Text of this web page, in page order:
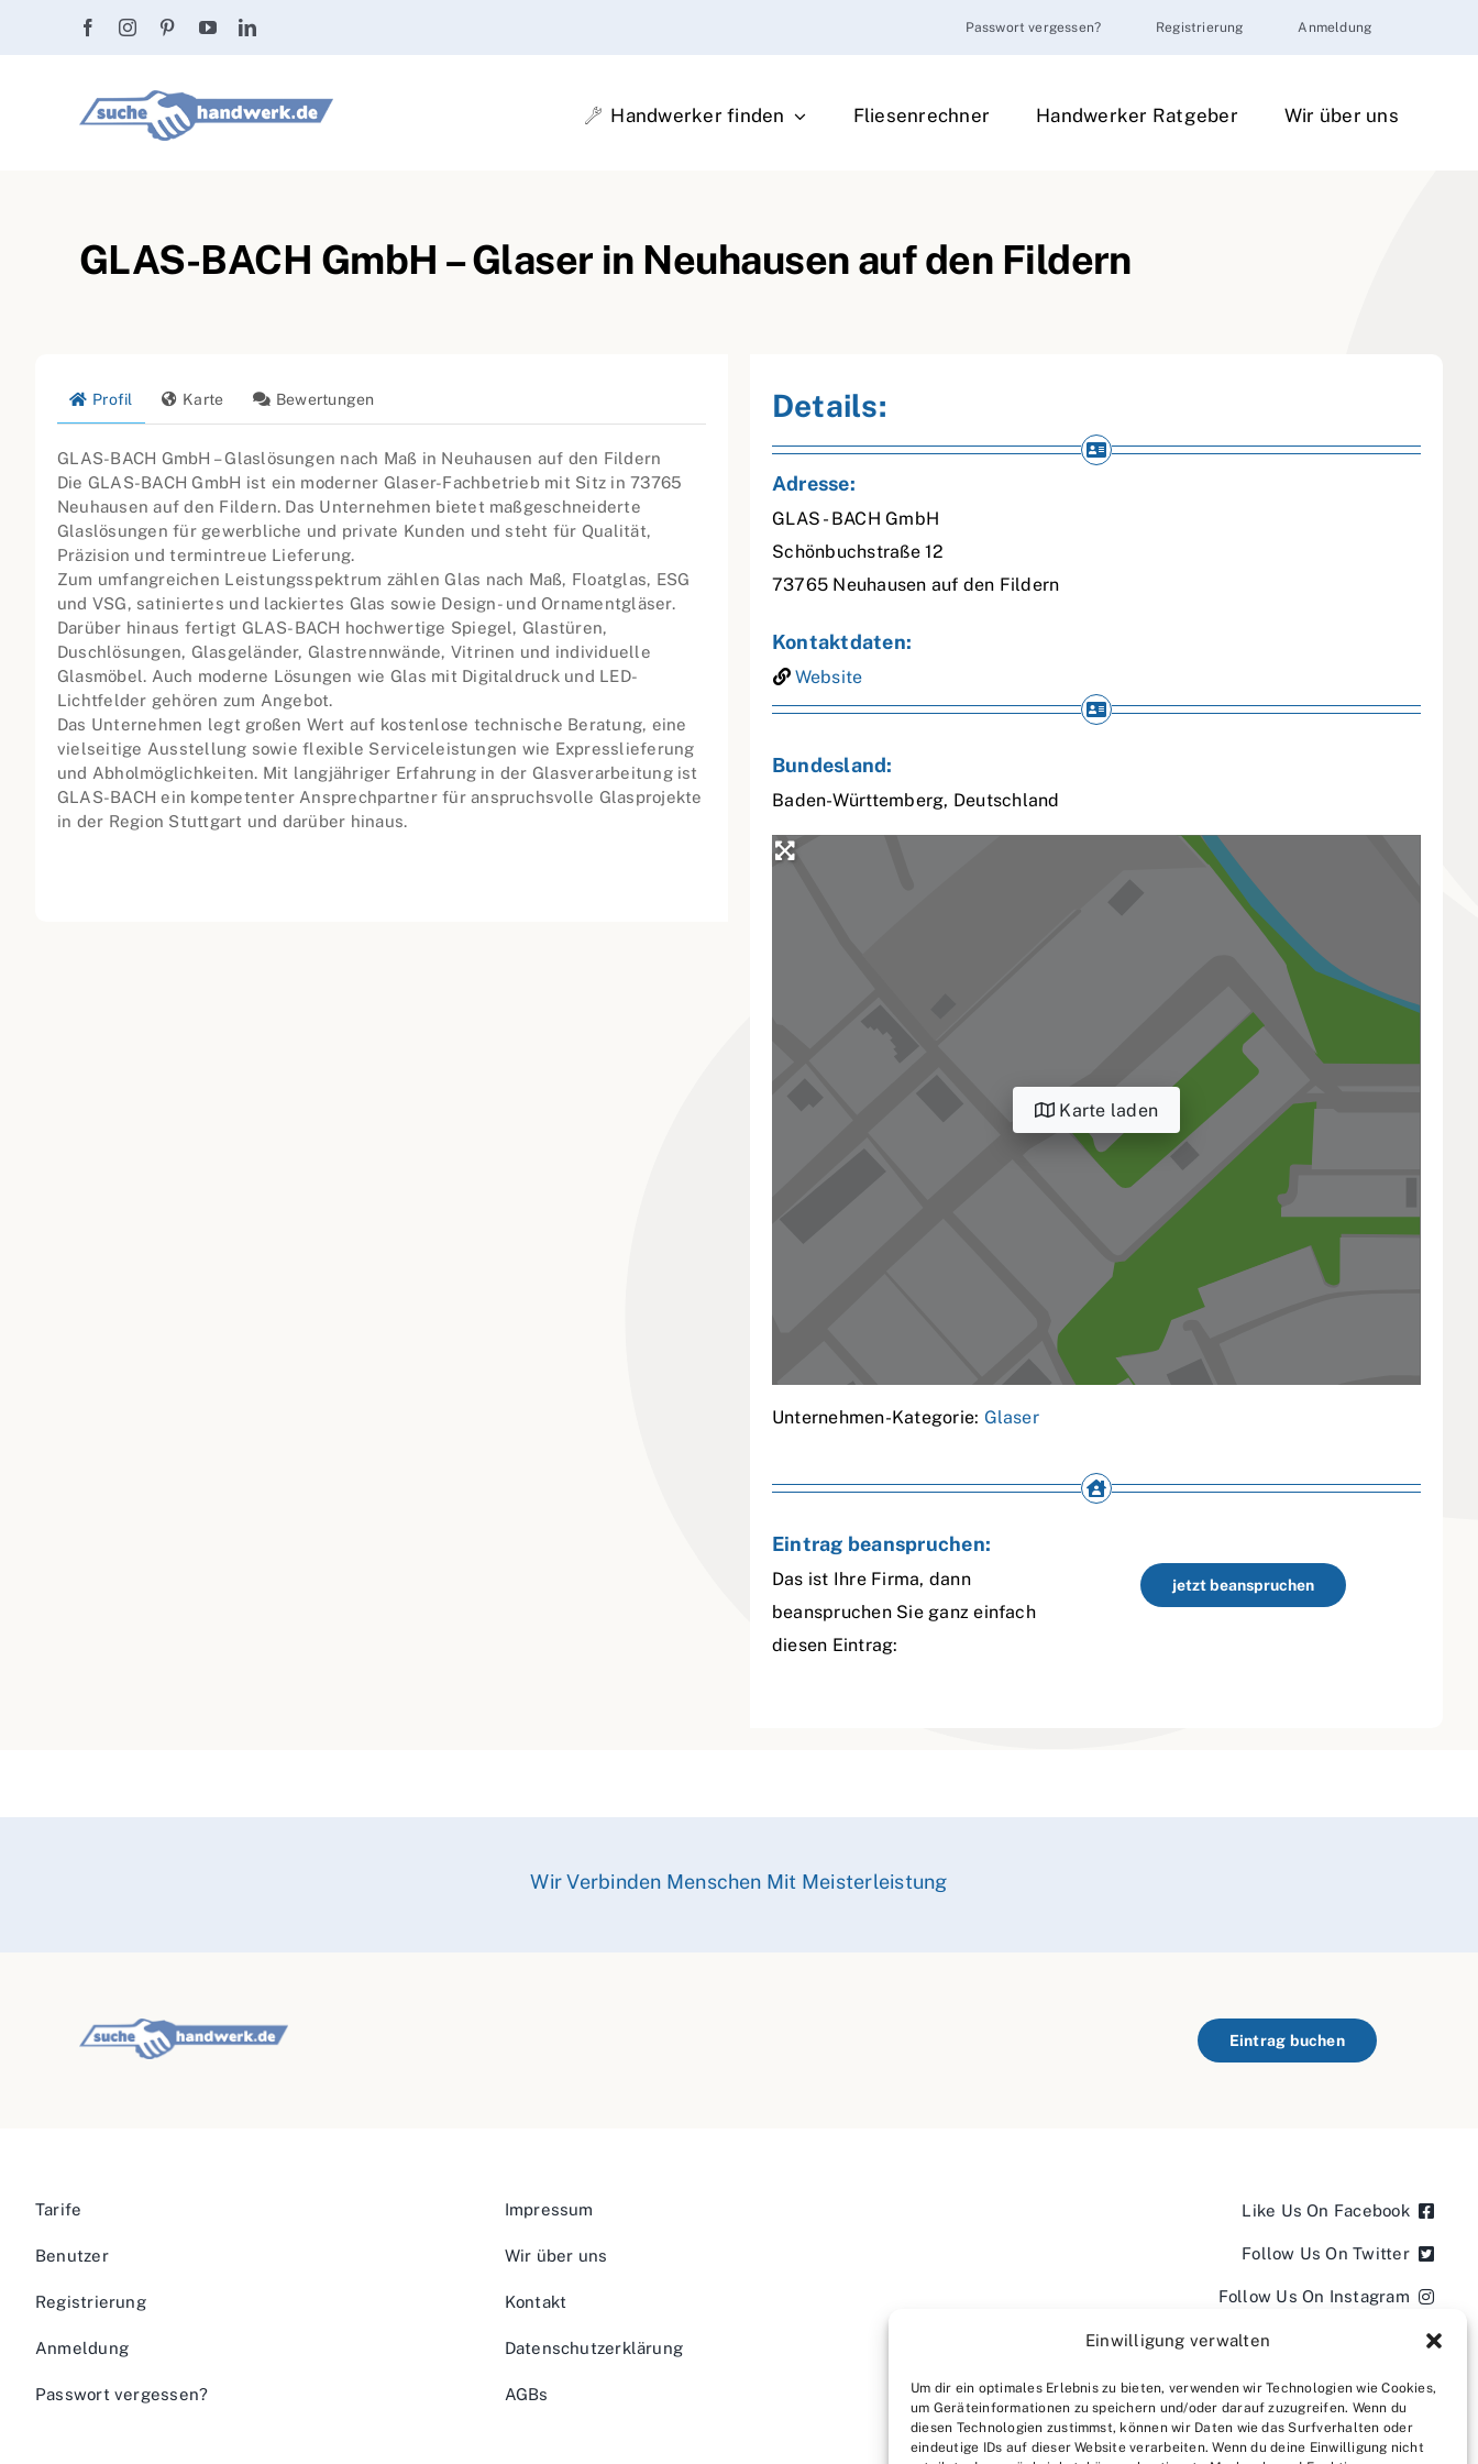
Einwilligung verwalten
Um dir ein optimales Erlebnis zu bieten, verwenden wir Technologien wie Cookies,
um Geräteinformationen zu speichern und/oder darauf zuzugreifen. Wenn du
diesen Technologien zustimmst, können wir Daten wie das Surfverhalten oder
eindeutige IDs auf dieser Website verarbeiten. Wenn du deine Einwilligung nicht
Passwort vergessen? Registrierung Anmeldung
Handwerker finden Fliesenrechner Handwerker Ratgeber Wir über uns
GLAS-BACH GmbH – Glaser in Neuhausen auf den Fildern
Profil Karte Bewertungen
GLAS-BACH GmbH – Glaslösungen nach Maß in Neuhausen auf den Fildern
Die GLAS-BACH GmbH ist ein moderner Glaser-Fachbetrieb mit Sitz in 73765
Neuhausen auf den Fildern. Das Unternehmen bietet maßgeschneiderte
Glaslösungen für gewerbliche und private Kunden und steht für Qualität,
Präzision und termintreue Lieferung.
Zum umfangreichen Leistungsspektrum zählen Glas nach Maß, Floatglas, ESG
und VSG, satiniertes und lackiertes Glas sowie Design- und Ornamentgläser.
Darüber hinaus fertigt GLAS-BACH hochwertige Spiegel, Glastüren,
Duschlösungen, Glasgeländer, Glastrennwände, Vitrinen und individuelle
Glasmöbel. Auch moderne Lösungen wie Glas mit Digitaldruck und LED-
Lichtfelder gehören zum Angebot.
Das Unternehmen legt großen Wert auf kostenlose technische Beratung, eine
vielseitige Ausstellung sowie flexible Serviceleistungen wie Expresslieferung
und Abholmöglichkeiten. Mit langjähriger Erfahrung in der Glasverarbeitung ist
GLAS-BACH ein kompetenter Ansprechpartner für anspruchsvolle Glasprojekte
in der Region Stuttgart und darüber hinaus.
Details:
Adresse:
GLAS - BACH GmbH
Schönbuchstraße 12
73765 Neuhausen auf den Fildern
Kontaktdaten:
Website
Bundesland:
Baden-Württemberg, Deutschland
Karte laden
Unternehmen-Kategorie: Glaser
Eintrag beanspruchen:
Das ist Ihre Firma, dann
beanspruchen Sie ganz einfach
diesen Eintrag:
jetzt beanspruchen
Wir Verbinden Menschen Mit Meisterleistung
Eintrag buchen
Tarife
Benutzer
Registrierung
Anmeldung
Passwort vergessen?
Impressum
Wir über uns
Kontakt
Datenschutzerklärung
AGBs
Like Us On Facebook
Follow Us On Twitter
Follow Us On Instagram
Follow Us On LinkedIn
Follow us on YouTube
Follow us on Pinterest